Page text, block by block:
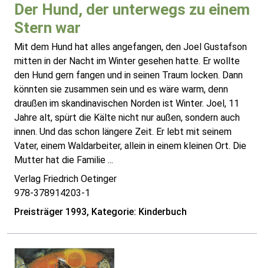
Der Hund, der unterwegs zu einem
Stern war
Mit dem Hund hat alles angefangen, den Joel Gustafson
mitten in der Nacht im Winter gesehen hatte. Er wollte
den Hund gern fangen und in seinen Traum locken. Dann
könnten sie zusammen sein und es wäre warm, denn
draußen im skandinavischen Norden ist Winter. Joel, 11
Jahre alt, spürt die Kälte nicht nur außen, sondern auch
innen. Und das schon längere Zeit. Er lebt mit seinem
Vater, einem Waldarbeiter, allein in einem kleinen Ort. Die
Mutter hat die Familie ...
Verlag Friedrich Oetinger
978-378914203-1
Preisträger 1993, Kategorie: Kinderbuch